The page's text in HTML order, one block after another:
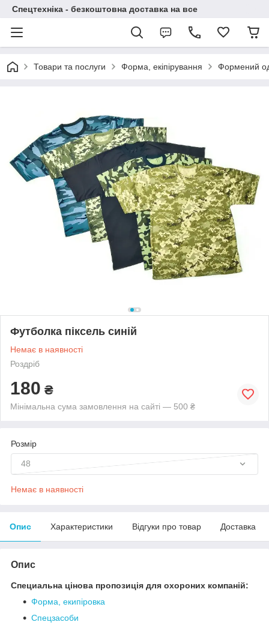
Спецтехніка - безкоштовна доставка на все
Товари та послуги Форма, екіпірування Формений
Футболка піксель синій
Немає в наявності
Роздріб
180 ₴
Мінімальна сума замовлення на сайті — 500 ₴
Розмір
48
Немає в наявності
Опис Характеристики Відгуки про товар Доставка
Опис
Специальна цінова пропозиція для охороних компаній:
Форма, екипіровка
Спецзасоби